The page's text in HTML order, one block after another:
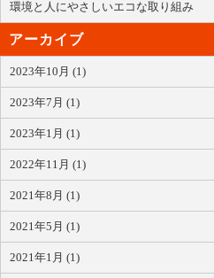
環境と人にやさしいエコな取り組み
アーカイブ
2023年10月 (1)
2023年7月 (1)
2023年1月 (1)
2022年11月 (1)
2021年8月 (1)
2021年5月 (1)
2021年1月 (1)